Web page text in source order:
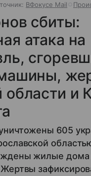
ВФокусе Mail
сбиты:
атака на
области и
605
жилые дома